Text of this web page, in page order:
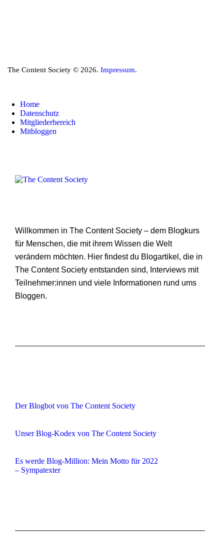
The Content Society © 2026. Impressum.
Home
Datenschutz
Mitgliederbereich
Mitbloggen
Willkommen in The Content Society – dem Blogkurs
für Menschen, die mit ihrem Wissen die Welt
verändern möchten. Hier findest du Blogartikel, die in
The Content Society entstanden sind, Interviews mit
Teilnehmer:innen und viele Informationen rund ums
Bloggen.
Der Blogbot von The Content Society
Unser Blog-Kodex von The Content Society
Es werde Blog-Million: Mein Motto für 2022
– Sympatexter